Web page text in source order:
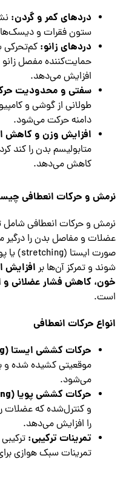
دردهای کمر و گردن:
ستون فقرات و
دردهای زانو:
حمایت‌کننده مفصل
افزایش می‌دهد.
سفتی و محدودیت
طولانی از گوشی و
دامنه حرکت می‌شود.
افزایش وزن و کاهش
متابولیسم بدن را کند
کاهش می‌دهد.
نرمش و حرکات انعطافی
نرمش و حرکات انعطافی
عضلات و مفاصل بدن را درگیر
شوند و تمرکز آن‌ها بر افزایش
خون، کاهش فشار عضلانی و
است.
انواع حرکات انعطافی
حرکات کششی ایستا (Static Stretching):
موقعیتی کشیده شده و
می‌شود.
حرکات کششی پویا (Dynamic Stretching):
و کنترل‌شده که عضلات
را افزایش می‌دهد.
تمرینات ترکیبی:
تمرینات سبک هوازی